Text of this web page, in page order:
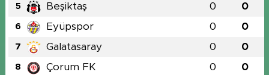
5 Beşiktaş 0 0
6 Eyüpspor 0 0
7 Galatasaray 0 0
8 Çorum FK 0 0